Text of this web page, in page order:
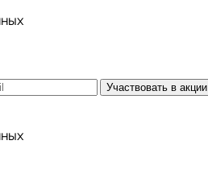
Участвовать в акции